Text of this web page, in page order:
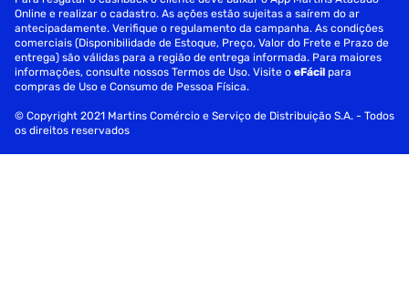
Online e realizar o cadastro. As ações estão sujeitas a saírem do ar
antecipadamente. Verifique o regulamento da campanha. As condições
comerciais (Disponibilidade de Estoque, Preço, Valor do Frete e Prazo de
entrega) são válidas para a região de entrega informada. Para maiores
informações, consulte nossos Termos de Uso. Visite oeFácil para
compras de Uso e Consumo de Pessoa Física.
© Copyright 2021 Martins Comércio e Serviço de Distribuição S.A. - Todos
os direitos reservados